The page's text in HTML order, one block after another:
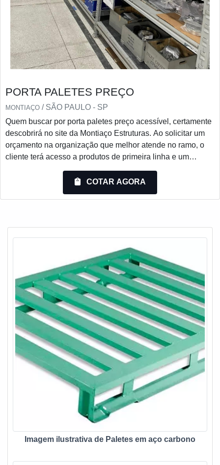
PORTA PALETES PREÇO
MONTIAÇO / SÃO PAULO - SP
Quem buscar por porta paletes preço acessível, certamente
descobrirá no site da Montiaço Estruturas. Ao solicitar um
orçamento na organização que melhor atende no ramo, o
cliente terá acesso a produtos de primeira linha e um
POUCO MAIS SOBRE PORTA PALETES PREÇO
JUSTOSe alguém quer achar porta paletes preço acessível
COTAR AGORA
Imagem ilustrativa de Paletes em aço carbono